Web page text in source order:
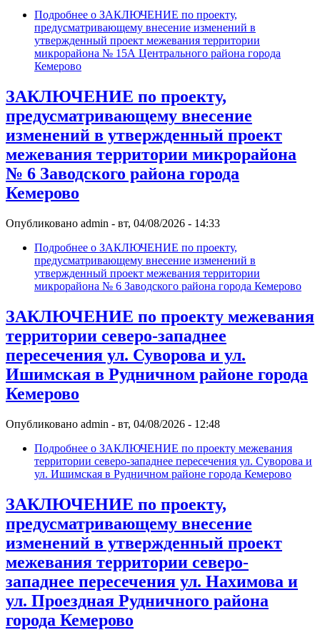
Подробнее о ЗАКЛЮЧЕНИЕ по проекту,
предусматривающему внесение изменений в
утвержденный проект межевания территории
микрорайона № 15А Центрального района города
Кемерово
ЗАКЛЮЧЕНИЕ по проекту,
предусматривающему внесение
изменений в утвержденный проект
межевания территории микрорайона
№ 6 Заводского района города
Кемерово
Опубликовано admin - вт, 04/08/2026 - 14:33
Подробнее о ЗАКЛЮЧЕНИЕ по проекту,
предусматривающему внесение изменений в
утвержденный проект межевания территории
микрорайона № 6 Заводского района города Кемерово
ЗАКЛЮЧЕНИЕ по проекту межевания
территории северо-западнее
пересечения ул. Суворова и ул.
Ишимская в Рудничном районе города
Кемерово
Опубликовано admin - вт, 04/08/2026 - 12:48
Подробнее о ЗАКЛЮЧЕНИЕ по проекту межевания
территории северо-западнее пересечения ул. Суворова и
ул. Ишимская в Рудничном районе города Кемерово
ЗАКЛЮЧЕНИЕ по проекту,
предусматривающему внесение
изменений в утвержденный проект
межевания территории северо-
западнее пересечения ул. Нахимова и
ул. Проездная Рудничного района
города Кемерово